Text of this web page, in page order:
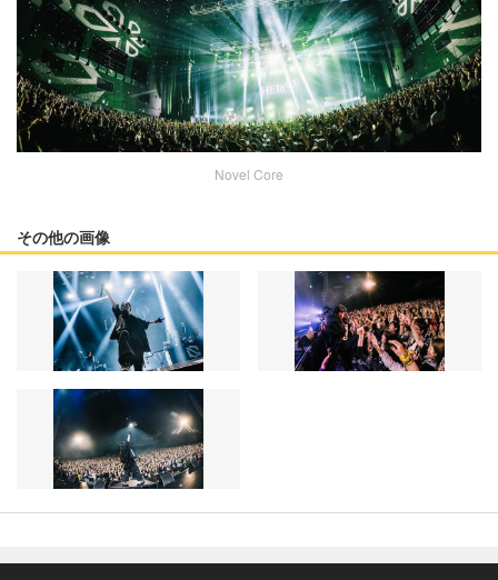
Novel Core
その他の画像